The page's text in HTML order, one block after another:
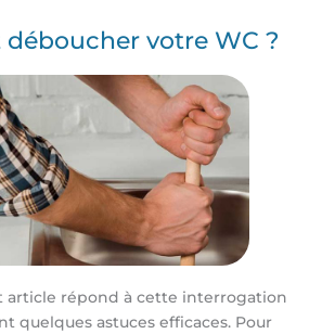
votre WC ?
article répond à cette interrogation
quelques astuces efficaces. Pour